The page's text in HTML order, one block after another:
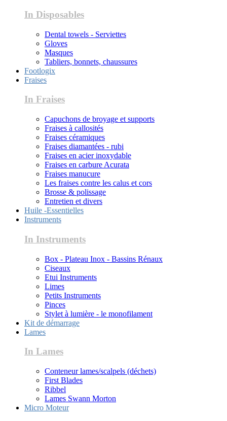
In Disposables
Dental towels - Serviettes
Gloves
Masques
Tabliers, bonnets, chaussures
Footlogix
Fraises
In Fraises
Capuchons de broyage et supports
Fraises à callosités
Fraises céramiques
Fraises diamantées - rubi
Fraises en acier inoxydable
Fraises en carbure Acurata
Fraises manucure
Les fraises contre les calus et cors
Brosse & polissage
Entretien et divers
Huile -Essentielles
Instruments
In Instruments
Box - Plateau Inox - Bassins Rénaux
Ciseaux
Etui Instruments
Limes
Petits Instruments
Pinces
Stylet à lumière - le monofilament
Kit de démarrage
Lames
In Lames
Conteneur lames/scalpels (déchets)
First Blades
Ribbel
Lames Swann Morton
Micro Moteur